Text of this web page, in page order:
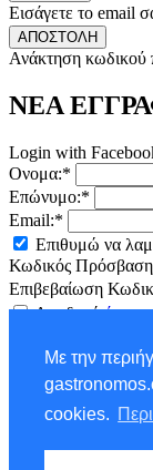
Με την
cookies.
Εισάγετε το email
ΑΠΟΣΤΟΛΗ
Ανάκτηση κωδικού
ΝΕΑ
Login with
Ονομα:*
Επώνυμο:*
Email:*
Επιθυμώ να
Κωδικός
Επιβεβαίωση
Αποδοχήόρων
Ονομα:*